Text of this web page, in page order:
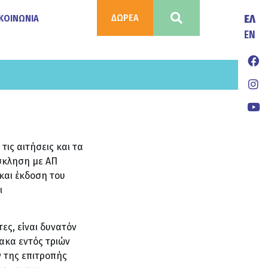
ΔΩΡΕΑ
ΕΛ
ΕΝ
αιτήσεις και τα
με ΑΠ
έκδοση του
είναι δυνατόν
εντός τριών
επιτροπής